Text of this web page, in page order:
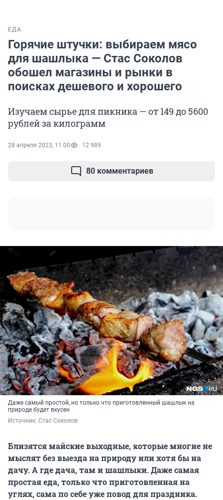
ЕДА
Горячие штучки: выбираем мясо
для шашлыка — Стас Соколов
обошел магазины и рынки в
поисках дешевого и хорошего
Изучаем сырье для пикника — от 149 до 5600
рублей за килограмм
28 апреля 2023, 11:00 12 989
80 комментариев
Даже самый простой, но только что приготовленный шашлык на
природе будет вкусен
Источник: Стас Соколов
Близятся майские выходные, которые многие не
мыслят без выезда на природу или хотя бы на
дачу. А где дача, там и шашлыки. Даже самая
простая еда, только что приготовленная на
углях, сама по себе уже повод для праздника.